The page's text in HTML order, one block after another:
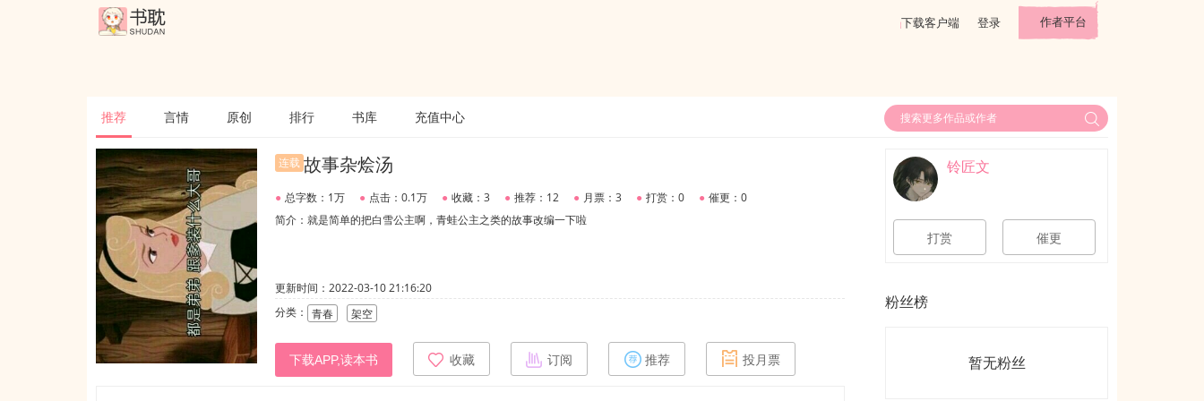
下载客户端 登录 作者平台
推荐 言情 原创 排行 书库 充值中心
连载 故事杂烩汤
● 总字数：1万 ● 点击：0.1万 ● 收藏：3 ● 推荐：12 ● 月票：3 ● 打赏：0 ● 催更：0
简介：就是简单的把白雪公主啊，青蛙公主之类的故事改编一下啦
更新时间：2022-03-10 21:16:20
分类： 青春 架空
下载APP,读本书 收藏 订阅 推荐 投月票
铃匠文
打赏 催更
粉丝榜
暂无粉丝